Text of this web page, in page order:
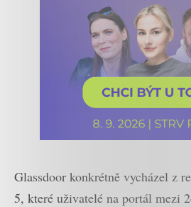
Glassdoor konkrétně vycházel z
5, které uživatelé na portál mezi